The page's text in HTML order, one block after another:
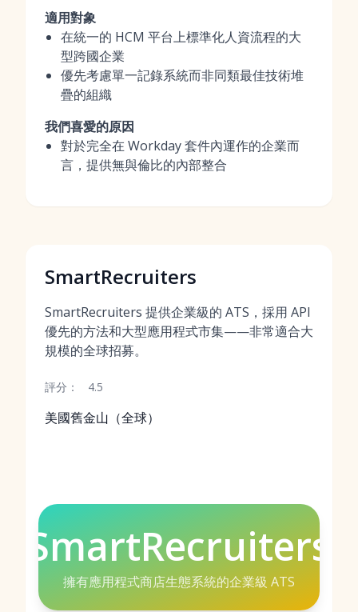
適用對象
在統一的 HCM 平台上標準化人資流程的大
型跨國企業
優先考慮單一記錄系統而非同類最佳技術堆
疊的組織
我們喜愛的原因
對於完全在 Workday 套件內運作的企業而
言，提供無與倫比的內部整合
SmartRecruiters
SmartRecruiters 提供企業級的 ATS，採用 API
優先的方法和大型應用程式市集——非常適合大
規模的全球招募。
評分： 4.5
美國舊金山（全球）
SmartRecruiters
擁有應用程式商店生態系統的企業級 ATS